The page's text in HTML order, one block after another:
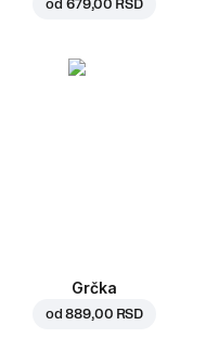
od 679,00 RSD
Grčka
od889,00 RSD